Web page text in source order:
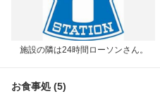
施設の隣は24時間ローソンさん。
お食事処 (5)